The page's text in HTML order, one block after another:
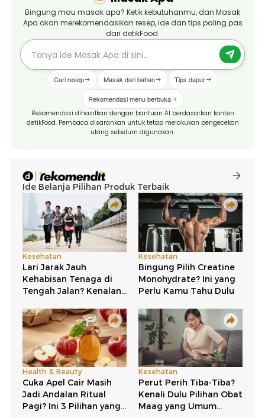
Bingung mau masak apa? Ketik kebutuhanmu, dan Masak
Apa akan merekomendasikan resep, ide dan tips paling pas
dari detikFood.
Cari resep Masak dari bahan Tips dapur
Rekomendasi menu berbuka
Rekomendasi dihasilkan dengan bantuan AI berdasarkan konten
detikFood. Pembaca disarankan untuk tetap melakukan pengecekan
ulang sebelum digunakan.